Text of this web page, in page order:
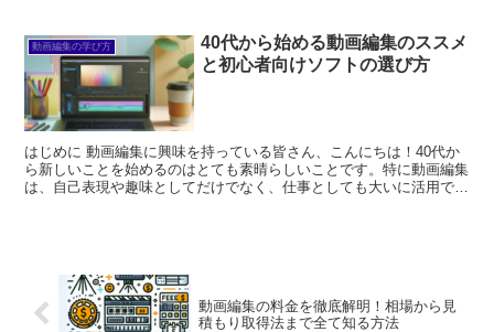
動画編集の学び方
40代から始める動画編集のススメ
と初心者向けソフトの選び方
はじめに 動画編集に興味を持っている皆さん、こんにちは！40代か
ら新しいことを始めるのはとても素晴らしいことです。特に動画編集
は、自己表現や趣味としてだけでなく、仕事としても大いに活用でき
動画編集の料金を徹底解明！相場から見
積もり取得法まで全て知る方法